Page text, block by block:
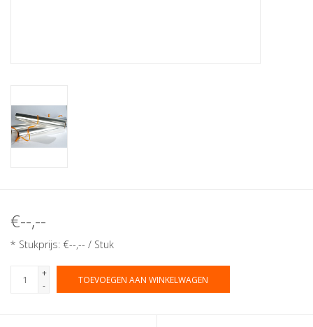
€--,--
* Stukprijs: €--,-- / Stuk
+
-
TOEVOEGEN AAN WINKELWAGEN